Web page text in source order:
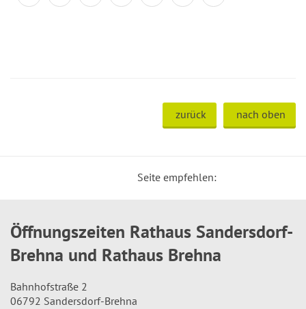
zurück nach oben
Seite empfehlen:
Öffnungszeiten Rathaus Sandersdorf-
Brehna und Rathaus Brehna
Bahnhofstraße 2
06792 Sandersdorf-Brehna